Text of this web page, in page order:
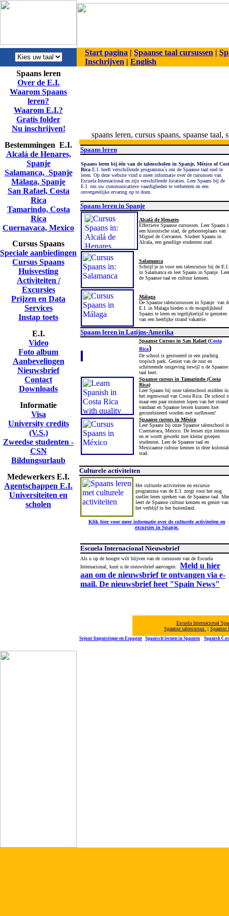
Start pagina | Spaanse taal cursussen |
Inschrijven | English
Spaans leren
Over de E.I.
Waarom Spaans
leren?
Waarom E.I.?
Gratis folder
Nu inschrijven!
Bestemmingen E.I.
Alcalá de Henares,
Spanje
Salamanca, Spanje
Málaga, Spanje
San Rafael, Costa
Rica
Tamarindo, Costa
Rica
Cuernavaca, Mexico
Cursus Spaans
Speciale aanbiedingen
Cursus Spaans
Huisvesting
Activiteiten /
Excursies
Prijzen en Data
Services
Instap toets
E.I.
Video
Foto album
Aanbevelingen
Nieuwsbrief
Contact
Downloads
Informatie
Visa
University credits
(V.S.)
Zweedse studenten -
CSN
Bildungsurlaub
Medewerkers E.I.
Agentschappen E.I.
Universiteiten en
scholen
spaans leren, cursus spaans, spaanse taal,
Spaans leren
Spaans leren bij één van de talenscholen in Spanje, México of
Rica E.I. heeft verschillende programma´s om de Spaanse taal snel te
leren. Op deze website vind u meer informatie over de cursussen van
Escuela Internacional en zijn verschillende locaties. Leer Spaans bij de
E.I. om uw communicatieve vaardigheden te verbeteren en een
onvergetelijke ervaring op te doen.
Spaans leren in Spanje
Alcalá de Henares
Effectieve Spaanse cursussen. Leer Spaans
een historische stad, de geboorteplaats van
Miguel de Cervantes. Studeer Spaans in
Alcala, een gezellige studenten stad.
Salamanca
Schrijf je in voor een talencursus bij de E.I.
in Salamanca en leer Spaans in Spanje. Leer
de Spaanse taal en cultuur kennen.
Málaga
De Spaanse talencursussen in Spanje van
E.I. in Malaga bieden u de mogelijkheid
Spaans te leren en tegelijkertijd te genieten
van een heerlijke strand vakantie.
Spaans leren in Latijns-Amerika
Spaanse Cursus in San Rafael (Costa
Rica)
De school is gesitueerd in een prachtig
tropisch park. Geniet van de rust en
schitterende omgeving terwijl u de Spaanse
taal leert.
Spaanse cursus in Tamarindo(Costa
Rica)
Leer Spaans bij onze talenschool midden in
het regenwoud van Costa Rica. De school
maar een paar minuten lopen van het strand
vandaan en Spaanse lessen kunnen hier
gecombineerd worden met surflessen!
Spaanse cursus in México
Leer Spaans bij onze Spaanse talenschool in
Cuernavaca, Mexico. De lessen zijn
en er wordt gewerkt met kleine groepen
studenten. Leer de Spaanse taal en
Mexicaanse cultuur kennen in deze
stad.
Culturele activiteiten
Het culturele activiteiten en excursie
programma van de E.I. zorgt voor het nog
sneller leren spreken van de Spaanse taal.
leert de Spaanse cultuur kennen en geniet van
het verblijf in het buitenland.
Klik hier voor meer informatie over de culturele activiteiten en
excursies in Spanje.
Escuela Internacional Nieuwsbrief
Als u op de hoogte wilt blijven van de cursussen van de Escuela
Internacional, kunt u de nieuwsbrief aanvragen. Meld u hier
aan om de nieuwsbrief te ontvangen via e-
mail. De nieuwsbrief heet "Spain News"
Escuela Internacional
Spaanse talencursus | Spaanse
Sejour linguisitque en Espagne Spanisch lernen in Spanien Spanish